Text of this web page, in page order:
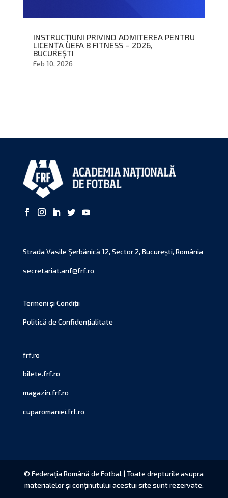
INSTRUCȚIUNI PRIVIND ADMITEREA PENTRU
LICENȚA UEFA B FITNESS – 2026,
BUCUREȘTI
Feb 10, 2026
Strada Vasile Şerbănică 12, Sector 2, Bucureşti, România
secretariat.anf@frf.ro
Termeni și Condiții
Politică de Confidențialitate
frf.ro
bilete.frf.ro
magazin.frf.ro
cuparomaniei.frf.ro
© Federația Română de Fotbal | Toate drepturile asupra
materialelor și conținutului acestui site sunt rezervate.